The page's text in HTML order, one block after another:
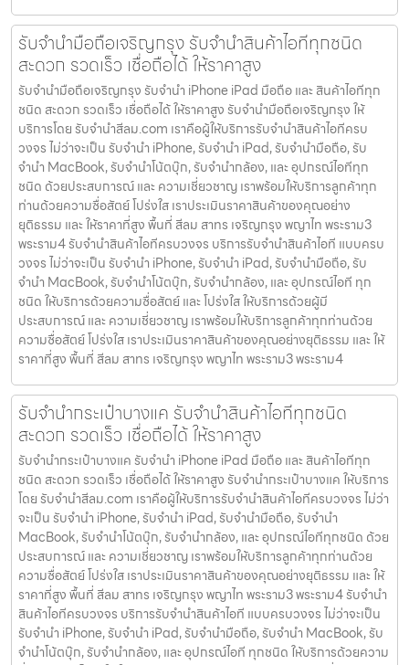
รับจำนำมือถือเจริญกรุง รับจำนำสินค้าไอทีทุกชนิด
สะดวก รวดเร็ว เชื่อถือได้ ให้ราคาสูง
รับจำนำมือถือเจริญกรุง รับจำนำ iPhone iPad มือถือ และ สินค้าไอทีทุก
ชนิด สะดวก รวดเร็ว เชื่อถือได้ ให้ราคาสูง รับจำนำมือถือเจริญกรุง ให้
บริการโดย รับจํานําสีลม.com เราคือผู้ให้บริการรับจำนำสินค้าไอทีครบ
วงจร ไม่ว่าจะเป็น รับจำนำ iPhone, รับจำนำ iPad, รับจำนำมือถือ, รับ
จำนำ MacBook, รับจำนำโน้ตบุ๊ก, รับจำนำกล้อง, และ อุปกรณ์ไอทีทุก
ชนิด ด้วยประสบการณ์ และ ความเชี่ยวชาญ เราพร้อมให้บริการลูกค้าทุก
ท่านด้วยความซื่อสัตย์ โปร่งใส เราประเมินราคาสินค้าของคุณอย่าง
ยุติธรรม และ ให้ราคาที่สูง พื้นที่ สีลม สาทร เจริญกรุง พญาไท พระราม3
พระราม4 รับจำนำสินค้าไอทีครบวงจร บริการรับจำนำสินค้าไอที แบบครบ
วงจร ไม่ว่าจะเป็น รับจำนำ iPhone, รับจำนำ iPad, รับจำนำมือถือ, รับ
จำนำ MacBook, รับจำนำโน้ตบุ๊ก, รับจำนำกล้อง, และ อุปกรณ์ไอที ทุก
ชนิด ให้บริการด้วยความซื่อสัตย์ และ โปร่งใส ให้บริการด้วยผู้มี
ประสบการณ์ และ ความเชี่ยวชาญ เราพร้อมให้บริการลูกค้าทุกท่านด้วย
ความซื่อสัตย์ โปร่งใส เราประเมินราคาสินค้าของคุณอย่างยุติธรรม และ ให้
ราคาที่สูง พื้นที่ สีลม สาทร เจริญกรุง พญาไท พระราม3 พระราม4
รับจำนำกระเป๋าบางแค รับจำนำสินค้าไอทีทุกชนิด
สะดวก รวดเร็ว เชื่อถือได้ ให้ราคาสูง
รับจำนำกระเป๋าบางแค รับจำนำ iPhone iPad มือถือ และ สินค้าไอทีทุก
ชนิด สะดวก รวดเร็ว เชื่อถือได้ ให้ราคาสูง รับจำนำกระเป๋าบางแค ให้บริการ
โดย รับจํานําสีลม.com เราคือผู้ให้บริการรับจำนำสินค้าไอทีครบวงจร ไม่ว่า
จะเป็น รับจำนำ iPhone, รับจำนำ iPad, รับจำนำมือถือ, รับจำนำ
MacBook, รับจำนำโน้ตบุ๊ก, รับจำนำกล้อง, และ อุปกรณ์ไอทีทุกชนิด ด้วย
ประสบการณ์ และ ความเชี่ยวชาญ เราพร้อมให้บริการลูกค้าทุกท่านด้วย
ความซื่อสัตย์ โปร่งใส เราประเมินราคาสินค้าของคุณอย่างยุติธรรม และ ให้
ราคาที่สูง พื้นที่ สีลม สาทร เจริญกรุง พญาไท พระราม3 พระราม4 รับจำนำ
สินค้าไอทีครบวงจร บริการรับจำนำสินค้าไอที แบบครบวงจร ไม่ว่าจะเป็น
รับจำนำ iPhone, รับจำนำ iPad, รับจำนำมือถือ, รับจำนำ MacBook, รับ
จำนำโน้ตบุ๊ก, รับจำนำกล้อง, และ อุปกรณ์ไอที ทุกชนิด ให้บริการด้วยความ